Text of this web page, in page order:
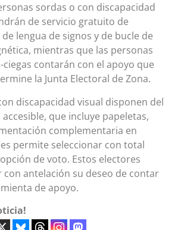
sordas o con discapacidad
de servicio gratuito de
lengua de signos y de bucle de
mientras que las personas
ciegas contarán con el apoyo que
la Junta Electoral de Zona.
discapacidad visual disponen del
que incluye papeletas,
complementaria en
permite seleccionar con total
de voto. Estos electores
con antelación su deseo de contar
de apoyo.